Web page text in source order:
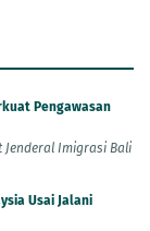
Pengawasan
Jenderal Imigrasi Bali
Usai Jalani